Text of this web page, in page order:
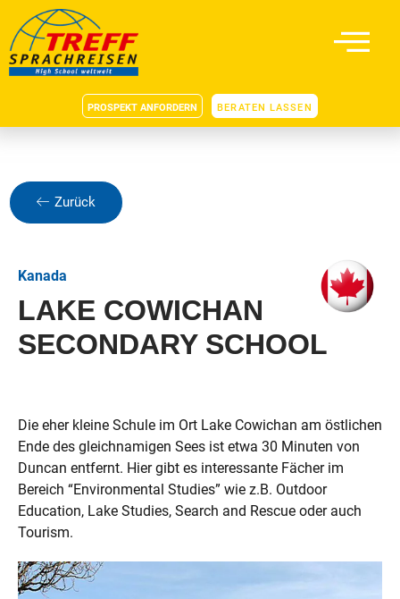
PROSPEKT ANFORDERN BERATEN LASSEN
Zurück
Kanada
LAKE COWICHAN
SECONDARY SCHOOL
Die eher kleine Schule im Ort Lake Cowichan am östlichen
Ende des gleichnamigen Sees ist etwa 30 Minuten von
Duncan entfernt. Hier gibt es interessante Fächer im
Bereich “Environmental Studies” wie z.B. Outdoor
Education, Lake Studies, Search and Rescue oder auch
Tourism.